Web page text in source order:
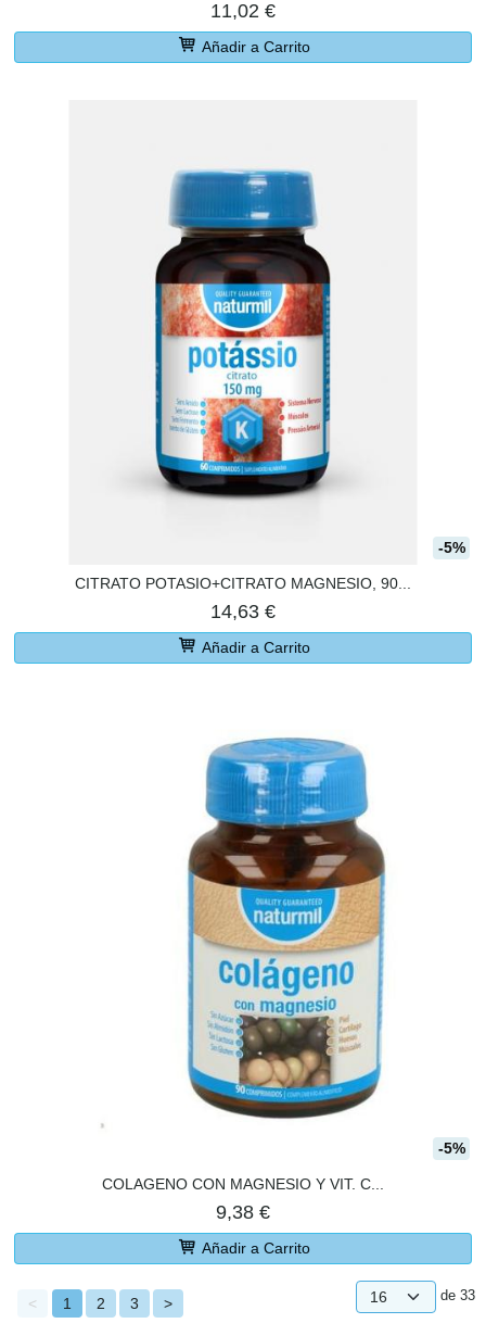
11,02 €
Añadir a Carrito
-5%
CITRATO POTASIO+CITRATO MAGNESIO, 90...
14,63 €
Añadir a Carrito
-5%
COLAGENO CON MAGNESIO Y VIT. C...
9,38 €
Añadir a Carrito
< 1 2 3 > de 33